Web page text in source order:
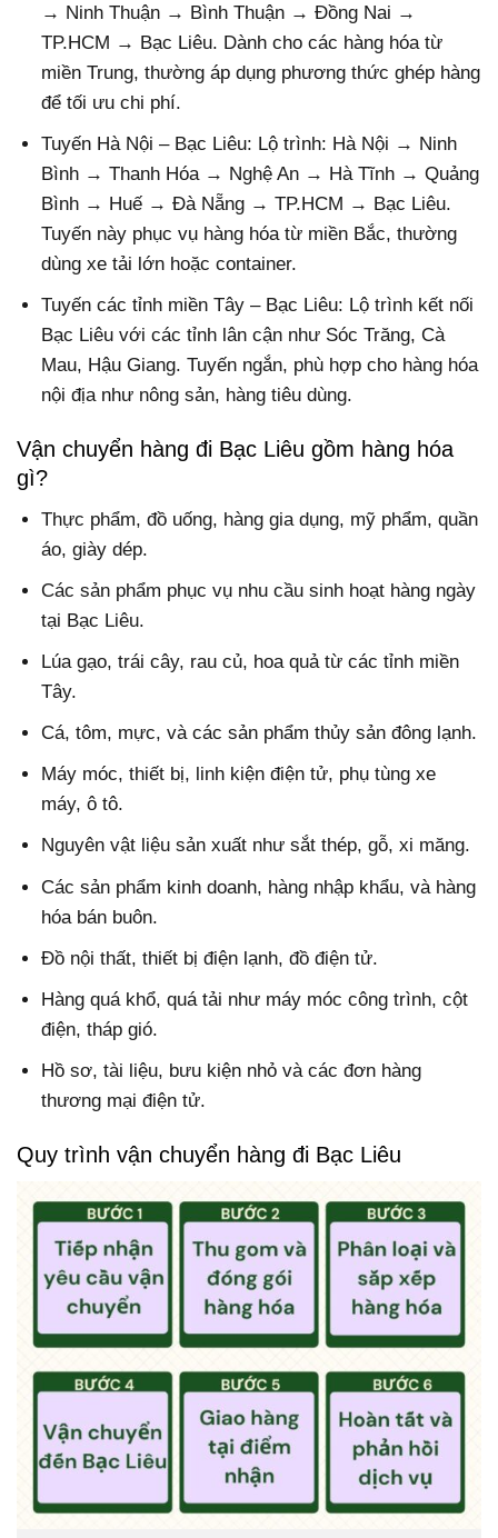
→ Ninh Thuận → Bình Thuận → Đồng Nai →
TP.HCM → Bạc Liêu. Dành cho các hàng hóa từ
miền Trung, thường áp dụng phương thức ghép hàng
để tối ưu chi phí.
Tuyến Hà Nội – Bạc Liêu: Lộ trình: Hà Nội → Ninh
Bình → Thanh Hóa → Nghệ An → Hà Tĩnh → Quảng
Bình → Huế → Đà Nẵng → TP.HCM → Bạc Liêu.
Tuyến này phục vụ hàng hóa từ miền Bắc, thường
dùng xe tải lớn hoặc container.
Tuyến các tỉnh miền Tây – Bạc Liêu: Lộ trình kết nối
Bạc Liêu với các tỉnh lân cận như Sóc Trăng, Cà
Mau, Hậu Giang. Tuyến ngắn, phù hợp cho hàng hóa
nội địa như nông sản, hàng tiêu dùng.
Vận chuyển hàng đi Bạc Liêu gồm hàng hóa
gì?
Thực phẩm, đồ uống, hàng gia dụng, mỹ phẩm, quần
áo, giày dép.
Các sản phẩm phục vụ nhu cầu sinh hoạt hàng ngày
tại Bạc Liêu.
Lúa gạo, trái cây, rau củ, hoa quả từ các tỉnh miền
Tây.
Cá, tôm, mực, và các sản phẩm thủy sản đông lạnh.
Máy móc, thiết bị, linh kiện điện tử, phụ tùng xe
máy, ô tô.
Nguyên vật liệu sản xuất như sắt thép, gỗ, xi măng.
Các sản phẩm kinh doanh, hàng nhập khẩu, và hàng
hóa bán buôn.
Đồ nội thất, thiết bị điện lạnh, đồ điện tử.
Hàng quá khổ, quá tải như máy móc công trình, cột
điện, tháp gió.
Hồ sơ, tài liệu, bưu kiện nhỏ và các đơn hàng
thương mại điện tử.
Quy trình vận chuyển hàng đi Bạc Liêu